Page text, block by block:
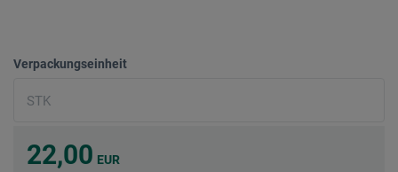
Verpackungseinheit
22,00 EUR